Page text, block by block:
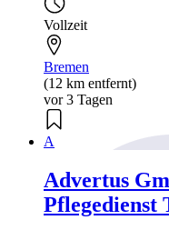
Vollzeit
Bremen
(12 km entfernt)
vor 3 Tagen
A
Advertus
Pflegedienst